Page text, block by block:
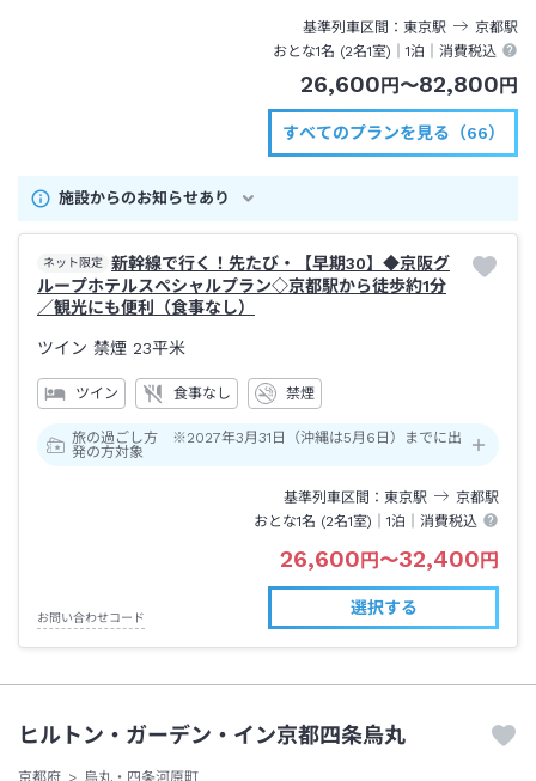
基準列車区間 東京駅 京都駅
おとな1名 (2名1室)｜1泊 ｜消費税込
26,600円〜82,800円
すべてのプランを見る（66）
施設からのお知らせあり
ネット限定
新幹線で行く！先たび・【早期30】◆京阪グ
ループホテルスペシャルプラン◇京都駅から徒歩約1分
／観光にも便利（食事なし）
ツイン 禁煙 23平米
ツイン 食事なし 禁煙
旅の過ごし方 ※2027年3月31日（沖縄は5月6日）までに出
発の方対象
基準列車区間 東京駅 京都駅
おとな1名 (2名1室)｜1泊 ｜消費税込
26,600円〜32,400円
お問い合わせコード
選択する
ヒルトン・ガーデン・イン京都四条烏丸